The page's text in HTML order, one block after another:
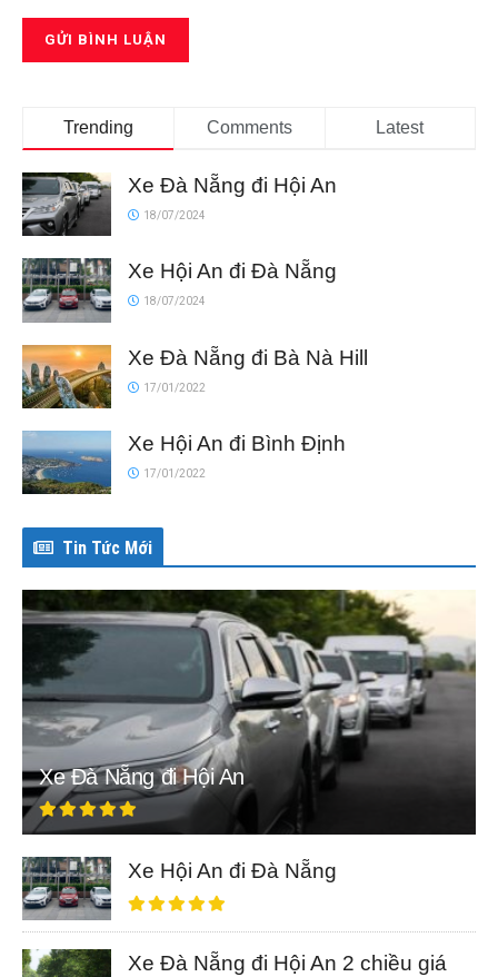
Trending Comments Latest
Xe Đà Nẵng đi Hội An
18/07/2024
Xe Hội An đi Đà Nẵng
18/07/2024
Xe Đà Nẵng đi Bà Nà Hill
17/01/2022
Xe Hội An đi Bình Định
17/01/2022
Tin Tức Mới
Xe Đà Nẵng đi Hội An
Xe Hội An đi Đà Nẵng
Xe Đà Nẵng đi Hội An 2 chiều giá